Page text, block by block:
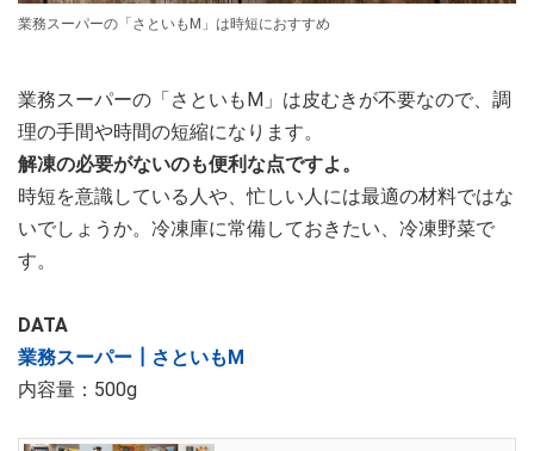
業務スーパーの「さといもM」は時短におすすめ
業務スーパーの「さといもM」は皮むきが不要なので、調
理の手間や時間の短縮になります。
解凍の必要がないのも便利な点ですよ。
時短を意識している人や、忙しい人には最適の材料ではな
いでしょうか。冷凍庫に常備しておきたい、冷凍野菜で
す。
DATA
業務スーパー┃さといもM
内容量：500g